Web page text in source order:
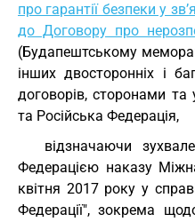
про гарантії безпеки у
до Договору про
(Будапештському
інших двосторонніх і
договорів, сторонами
та Російська Федерація,
відзначаючи
Федерацією наказу
квітня 2017 року у
Федерації", зокрема